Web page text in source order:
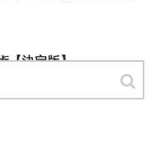
【決定版】
テゴリーの専門家が経営に
す。 気軽にお読みくださ